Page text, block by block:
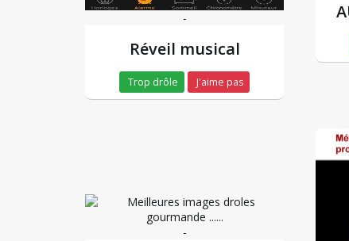
-
Réveil musical
Trop drôle J'aime pas
-